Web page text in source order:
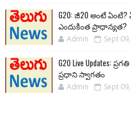
G20: జీ20 అంటే ఏంటి?
ఎందుకింత ప్రాధాన్యత?
Admin Sept
G20 Live Updates:
ప్రధాని స్వాగతం
Admin Sept